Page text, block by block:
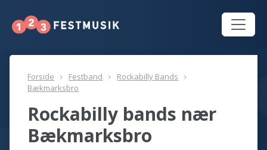
Forside Festband
Rockabilly Bands
Bækmarksbro
Rockabilly bands nær
Bækmarksbro